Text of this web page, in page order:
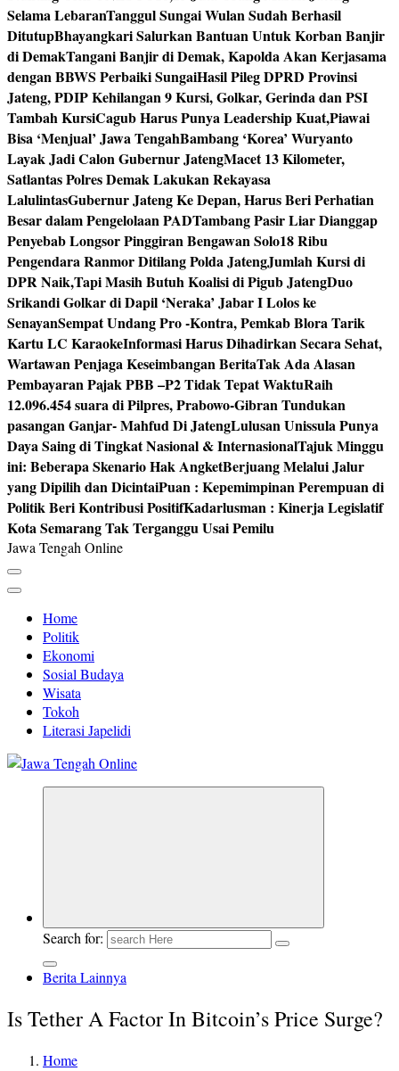
Selama LebaranTanggul Sungai Wulan Sudah Berhasil
DitutupBhayangkari Salurkan Bantuan Untuk Korban Banjir
di DemakTangani Banjir di Demak, Kapolda Akan Kerjasama
dengan BBWS Perbaiki SungaiHasil Pileg DPRD Provinsi
Jateng, PDIP Kehilangan 9 Kursi, Golkar, Gerinda dan PSI
Tambah KursiCagub Harus Punya Leadership Kuat,Piawai
Bisa ‘Menjual’ Jawa TengahBambang ‘Korea’ Wuryanto
Layak Jadi Calon Gubernur JatengMacet 13 Kilometer,
Satlantas Polres Demak Lakukan Rekayasa
LalulintasGubernur Jateng Ke Depan, Harus Beri Perhatian
Besar dalam Pengelolaan PADTambang Pasir Liar Dianggap
Penyebab Longsor Pinggiran Bengawan Solo18 Ribu
Pengendara Ranmor Ditilang Polda JatengJumlah Kursi di
DPR Naik,Tapi Masih Butuh Koalisi di Pigub JatengDuo
Srikandi Golkar di Dapil ‘Neraka’ Jabar I Lolos ke
SenayanSempat Undang Pro -Kontra, Pemkab Blora Tarik
Kartu LC KaraokeInformasi Harus Dihadirkan Secara Sehat,
Wartawan Penjaga Keseimbangan BeritaTak Ada Alasan
Pembayaran Pajak PBB –P2 Tidak Tepat WaktuRaih
12.096.454 suara di Pilpres, Prabowo-Gibran Tundukan
pasangan Ganjar- Mahfud Di JatengLulusan Unissula Punya
Daya Saing di Tingkat Nasional & InternasionalTajuk Minggu
ini: Beberapa Skenario Hak AngketBerjuang Melalui Jalur
yang Dipilih dan DicintaiPuan : Kepemimpinan Perempuan di
Politik Beri Kontribusi PositifKadarlusman : Kinerja Legislatif
Kota Semarang Tak Terganggu Usai Pemilu
Jawa Tengah Online
Home
Politik
Ekonomi
Sosial Budaya
Wisata
Tokoh
Literasi Japelidi
Search for:
Berita Lainnya
Is Tether A Factor In Bitcoin’s Price Surge?
Home